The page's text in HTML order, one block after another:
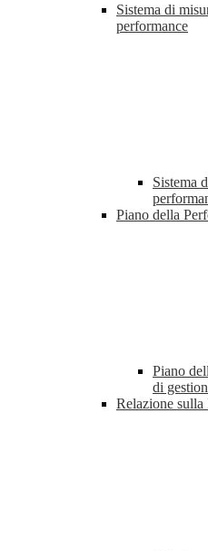
Sistema di
performance
Sistema
Piano della
Piano
di
Relazione sulla